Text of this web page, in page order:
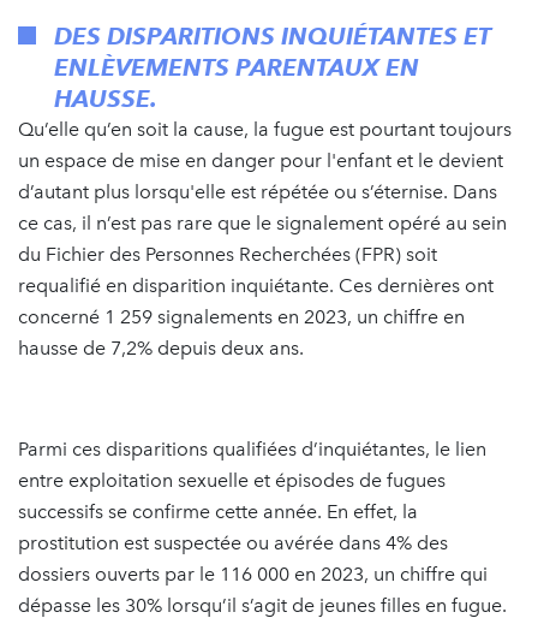
DES DISPARITIONS INQUIÉTANTES ET
ENLÈVEMENTS PARENTAUX EN
HAUSSE.
Qu’elle qu’en soit la cause, la fugue est pourtant toujours
un espace de mise en danger pour l'enfant et le devient
d’autant plus lorsqu'elle est répétée ou s’éternise. Dans
ce cas, il n’est pas rare que le signalement opéré au sein
du Fichier des Personnes Recherchées (FPR) soit
requalifié en disparition inquiétante. Ces dernières ont
concerné 1 259 signalements en 2023, un chiffre en
hausse de 7,2% depuis deux ans.
Parmi ces disparitions qualifiées d’inquiétantes, le lien
entre exploitation sexuelle et épisodes de fugues
successifs se confirme cette année. En effet, la
prostitution est suspectée ou avérée dans 4% des
dossiers ouverts par le 116 000 en 2023, un chiffre qui
dépasse les 30% lorsqu’il s’agit de jeunes filles en fugue.